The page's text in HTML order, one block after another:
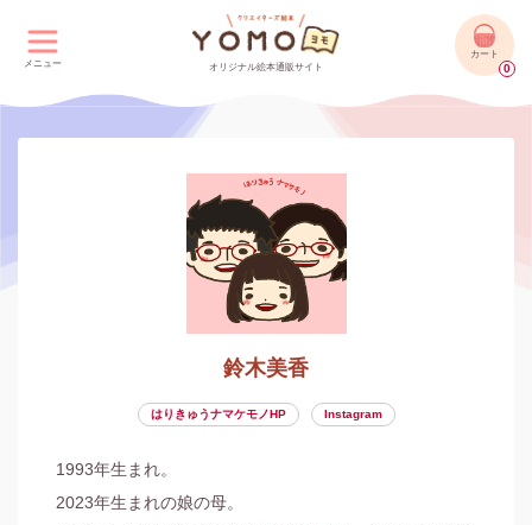
メニュー オリジナル絵本通販サイト
カート
0
鈴木美香
はりきゅうナマケモノHP Instagram
1993年生まれ。
2023年生まれの娘の母。